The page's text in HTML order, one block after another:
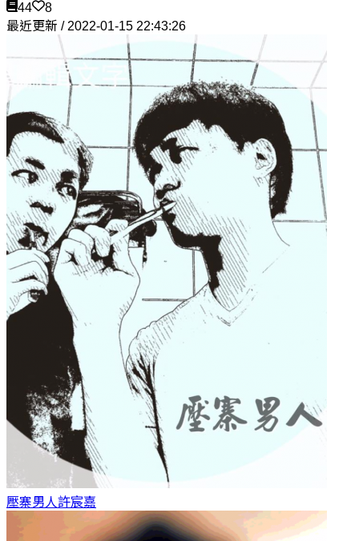
44
8
最近更新 / 2022-01-15 22:43:26
壓寨男人許宸嘉